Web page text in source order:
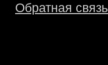
Обратная связь